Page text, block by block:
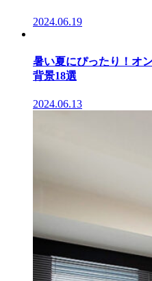
2024.06.19
暑い夏にぴったり！オ
背景18選
2024.06.13